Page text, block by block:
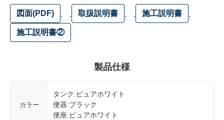
図面(PDF) 取扱説明書 施工説明書
施工説明書②
製品仕様
カラー
タンク:ピュアホワイト
便器:ブラック
便座:ピュアホワイト